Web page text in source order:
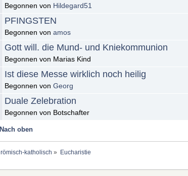
Begonnen von Hildegard51
PFINGSTEN
Begonnen vonamos
Gott will. die Mund- und Kniekommunion
Begonnen von Marias Kind
Ist diese Messe wirklich noch heilig
Begonnen vonGeorg
Duale Zelebration
Begonnen von Botschafter
Nach oben
römisch-katholisch » Eucharistie